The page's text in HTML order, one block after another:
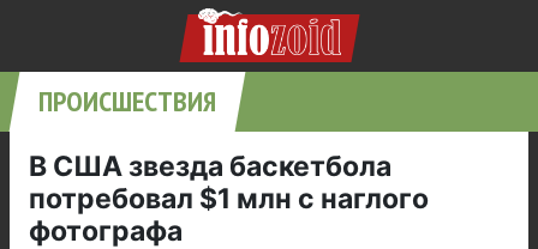
ПРОИСШЕСТВИЯ
В США звезда баскетбола
потребовал $1 млн с наглого
фотографа